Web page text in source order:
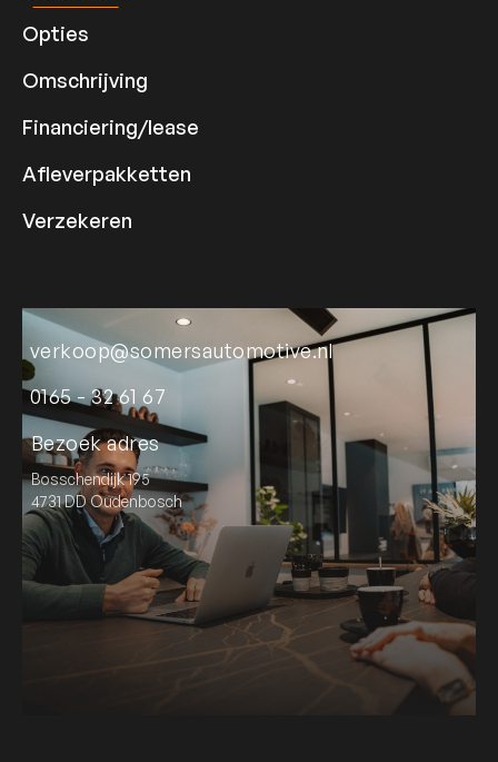
Opties
Omschrijving
Financiering/lease
Afleverpakketten
Verzekeren
verkoop@somersautomotive.nl
0165 - 32 61 67
Bezoek adres
Bosschendijk 195
4731 DD Oudenbosch